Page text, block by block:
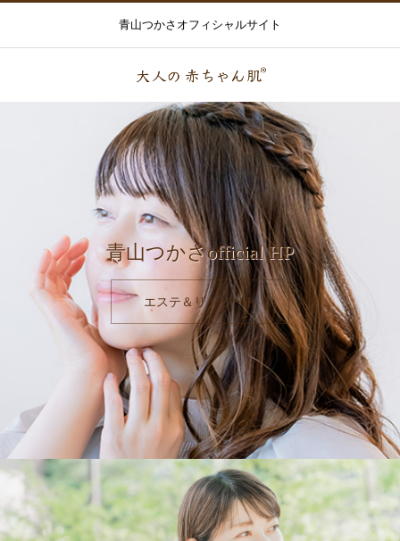
青山つかさオフィシャルサイト
青山つかさofficial HP
エステ＆リトリート